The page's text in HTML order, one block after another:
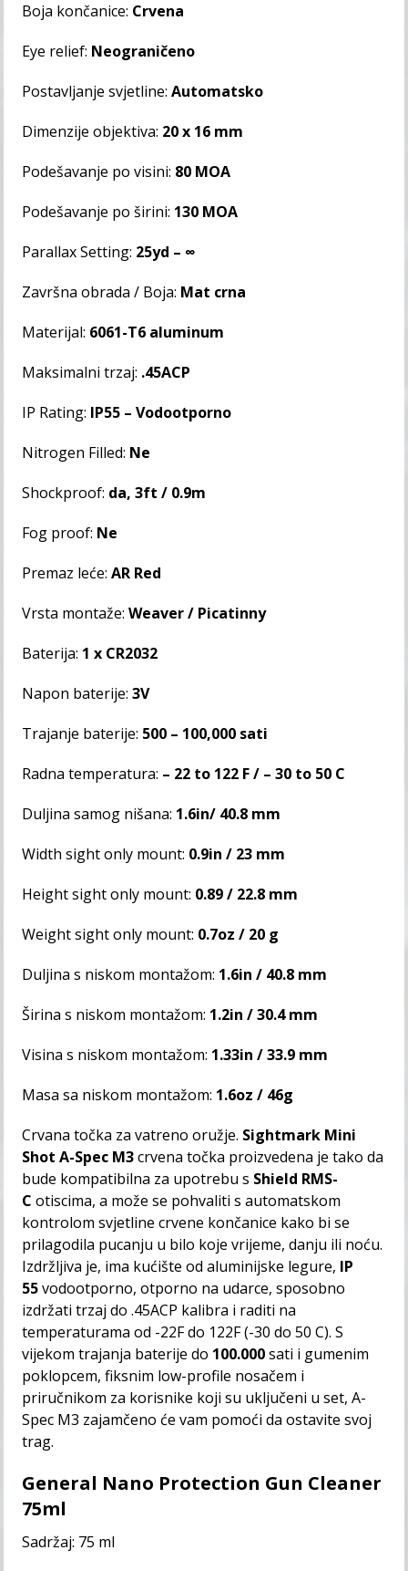
Boja končanice: Crvena
Eye relief: Neograničeno
Postavljanje svjetline: Automatsko
Dimenzije objektiva: 20 x 16 mm
Podešavanje po visini: 80 MOA
Podešavanje po širini: 130 MOA
Parallax Setting: 25yd – ∞
Završna obrada / Boja: Mat crna
Materijal: 6061-T6 aluminum
Maksimalni trzaj: .45ACP
IP Rating: IP55 – Vodootporno
Nitrogen Filled: Ne
Shockproof: da, 3ft / 0.9m
Fog proof: Ne
Premaz leće:AR Red
Vrsta montaže: Weaver / Picatinny
Baterija: 1 x CR2032
Napon baterije:3V
Trajanje baterije: 500 – 100,000 sati
Radna temperatura: – 22 to 122 F / – 30 to 50 C
Duljina samog nišana: 1.6in/ 40.8 mm
Width sight only mount: 0.9in / 23 mm
Height sight only mount: 0.89 / 22.8 mm
Weight sight only mount: 0.7oz / 20 g
Duljina s niskom montažom: 1.6in / 40.8 mm
Širina s niskom montažom: 1.2in / 30.4 mm
Visina s niskom montažom: 1.33in / 33.9 mm
Masa sa niskom montažom: 1.6oz / 46g
Crvana točka za vatreno oružje. Sightmark Mini
Shot A-Spec M3crvena točka proizvedena je tako da
bude kompatibilna za upotrebu s Shield RMS-
C otiscima, a može se pohvaliti s automatskom
kontrolom svjetline crvene končanice kako bi se
prilagodila pucanju u bilo koje vrijeme, danju ili noću.
Izdržljiva je, ima kućište od aluminijske legure, IP
55vodootporno, otporno na udarce, sposobno
izdržati trzaj do .45ACP kalibra i raditi na
temperaturama od -22F do 122F (-30 do 50 C). S
vijekom trajanja baterije do 100.000sati i gumenim
poklopcem, fiksnim low-profile nosačem i
priručnikom za korisnike koji su uključeni u set, A-
Spec M3 zajamčeno će vam pomoći da ostavite svoj
trag.
General Nano Protection Gun Cleaner
75ml
Sadržaj: 75 ml